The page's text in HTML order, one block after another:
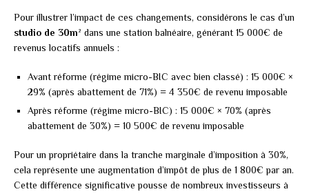
Pour illustrer l’impact de ces changements, considérons le cas d’un
studio de 30m² dans une station balnéaire, générant 15 000€ de
revenus locatifs annuels :
Avant réforme (régime micro-BIC avec bien classé) : 15 000€ ×
29% (après abattement de 71%) = 4 350€ de revenu imposable
Après réforme (régime micro-BIC) : 15 000€ × 70% (après
abattement de 30%) = 10 500€ de revenu imposable
Pour un propriétaire dans la tranche marginale d’imposition à 30%,
cela représente une augmentation d’impôt de plus de 1 800€ par an.
Cette différence significative pousse de nombreux investisseurs à